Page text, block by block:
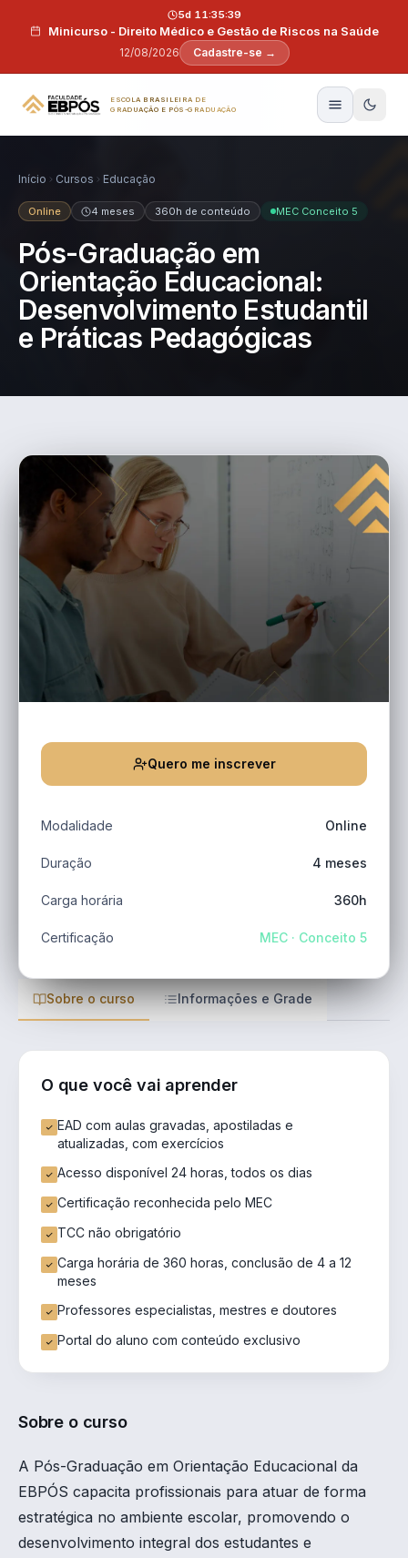
Minicurso - Direito Médico e Gestão de Riscos na Saúde
12/08/2026
5d 11:35:38
Cadastre-se →
ESCOLA BRASILEIRA DE
GRADUAÇÃO E PÓS-GRADUAÇÃO
Início Cursos Educação
Online 4 meses 360h de conteúdo MEC Conceito 5
Pós-Graduação em
Orientação Educacional:
Desenvolvimento Estudantil
e Práticas Pedagógicas
Sobre o curso Informações e Grade
O que você vai aprender
EAD com aulas gravadas, apostiladas e
atualizadas, com exercícios
Acesso disponível 24 horas, todos os dias
Certificação reconhecida pelo MEC
TCC não obrigatório
Carga horária de 360 horas, conclusão de 4 a 12
meses
Professores especialistas, mestres e doutores
Portal do aluno com conteúdo exclusivo
Sobre o curso
A Pós-Graduação em Orientação Educacional da
EBPÓS capacita profissionais para atuar de forma
estratégica no ambiente escolar, promovendo o
desenvolvimento integral dos estudantes e
Quero me inscrever
Modalidade Online
Duração 4 meses
Carga horária 360h
Certificação MEC · Conceito 5